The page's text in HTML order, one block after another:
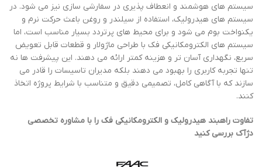
سیستم های هوشمند و انعطاف پذیری در سفارشی سازی نیز می شود. در
سیستم های هیدرولیک، استفاده از سیلندر و روغن باعث حرکت نرم و
یکنواخت بوم می شود و برای محیط های پرتردد بسیار مناسب است، اما
سیستم های الکترومکانیکی فک با طراحی ماژولار و قطعات قابل تعویض
سریع، نگهداری آسان تر و هزینه کمتر ارائه می دهند. این پیشرفت ها نه
تنها تجربه کاربری را بهبود می دهند بلکه مدیران تاسیسات را قادر می
سازند که با آگاهی کامل، تصمیمی دقیق و متناسب با شرایط پروژه اتخاذ
کنند.
تفاوت راهبند هیدرولیک و الکترومکانیکی فک را با مشاوره تخصصی
دژآک بررسی کنید